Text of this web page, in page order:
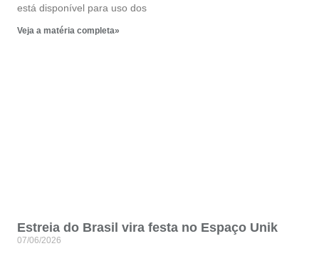
está disponível para uso dos
Veja a matéria completa»
Estreia do Brasil vira festa no Espaço Unik
07/06/2026